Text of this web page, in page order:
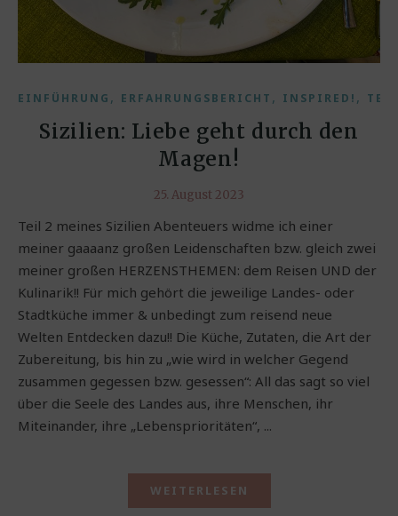
EINFÜHRUNG , ERFAHRUNGSBERICHT , INSPIRED! ,
Sizilien: Liebe geht durch den
Magen!
25. August 2023
Teil 2 meines Sizilien Abenteuers widme ich einer
meiner gaaaanz großen Leidenschaften bzw. gleich zwei
meiner großen HERZENSTHEMEN: dem Reisen UND der
Kulinarik!! Für mich gehört die jeweilige Landes- oder
Stadtküche immer & unbedingt zum reisend neue
Welten Entdecken dazu!! Die Küche, Zutaten, die Art der
Zubereitung, bis hin zu „wie wird in welcher Gegend
zusammen gegessen bzw. gesessen“: All das sagt so viel
über die Seele des Landes aus, ihre Menschen, ihr
Miteinander, ihre „Lebensprioritäten“, ...
WEITERLESEN